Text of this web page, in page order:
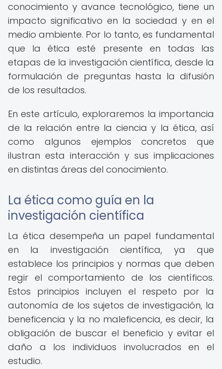
conocimiento y avance tecnológico, tiene un
impacto significativo en la sociedad y en el
medio ambiente. Por lo tanto, es fundamental
que la ética esté presente en todas las
etapas de la investigación científica, desde la
formulación de preguntas hasta la difusión
de los resultados.
En este artículo, exploraremos la importancia
de la relación entre la ciencia y la ética, así
como algunos ejemplos concretos que
ilustran esta interacción y sus implicaciones
en distintas áreas del conocimiento.
La ética como guía en la
investigación científica
La ética desempeña un papel fundamental
en la investigación científica, ya que
establece los principios y normas que deben
regir el comportamiento de los científicos.
Estos principios incluyen el respeto por la
autonomía de los sujetos de investigación, la
beneficencia y la no maleficencia, es decir, la
obligación de buscar el beneficio y evitar el
daño a los individuos involucrados en el
estudio.